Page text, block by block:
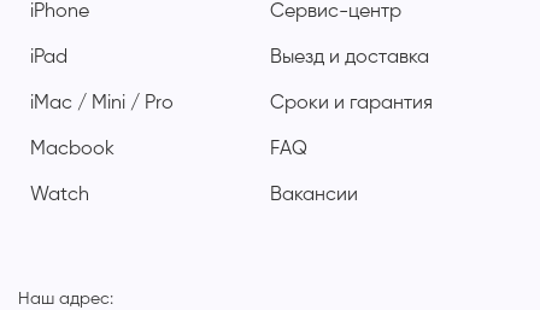
iPhone
iPad
iMac / Mini / Pro
Macbook
Watch
Сервис-центр
Выезд и доставка
Сроки и гарантия
FAQ
Вакансии
Наш адрес: